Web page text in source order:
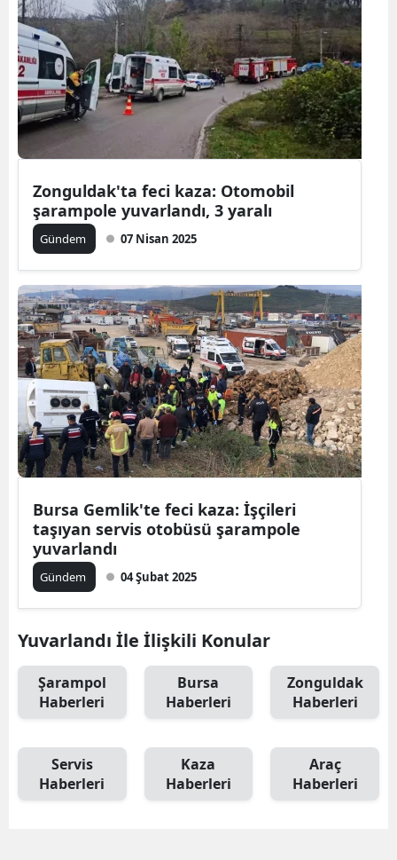
Zonguldak'ta feci kaza: Otomobil
şarampole yuvarlandı, 3 yaralı
Gündem 07 Nisan 2025
Bursa Gemlik'te feci kaza: İşçileri
taşıyan servis otobüsü şarampole
yuvarlandı
Gündem 04 Şubat 2025
Yuvarlandı İle İlişkili Konular
Şarampol
Haberleri
Bursa
Haberleri
Zonguldak
Haberleri
Servis
Haberleri
Kaza
Haberleri
Araç
Haberleri